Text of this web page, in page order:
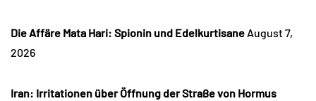
Die Affäre Mata Hari: Spionin und Edelkurtisane August 7,
2026
Iran: Irritationen über Öffnung der Straße von Hormus